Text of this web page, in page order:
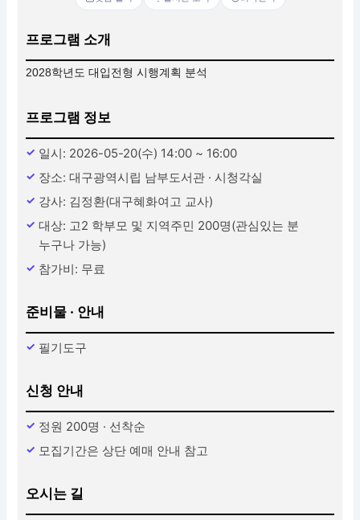
프로그램 소개
2028학년도 대입전형 시행계획 분석
프로그램 정보
일시: 2026-05-20(수) 14:00 ~ 16:00
장소: 대구광역시립 남부도서관 · 시청각실
강사: 김정환(대구혜화여고 교사)
대상: 고2 학부모 및 지역주민 200명(관심있는 분
누구나 가능)
참가비: 무료
준비물 · 안내
필기도구
신청 안내
정원 200명 · 선착순
모집기간은 상단 예매 안내 참고
오시는 길